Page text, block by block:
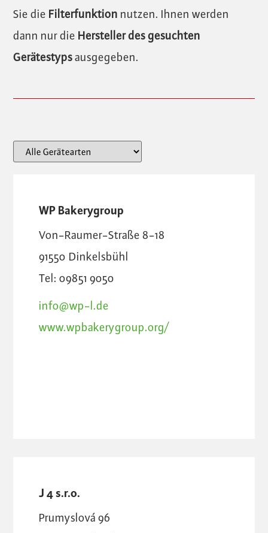
Sie die Filterfunktion nutzen. Ihnen werden
dann nur die Hersteller des gesuchten
Gerätestyps ausgegeben.
WP Bakerygroup
Von-Raumer-Straße 8-18
91550 Dinkelsbühl
Tel: 09851 9050
info@wp-l.de
www.wpbakerygroup.org/
J 4 s.r.o.
Prumyslová 96